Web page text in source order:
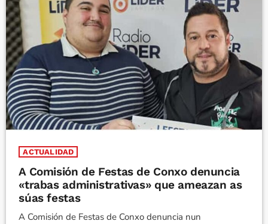
ACTUALIDAD
A Comisión de Festas de Conxo denuncia
«trabas administrativas» que ameazan as
súas festas
A Comisión de Festas de Conxo denuncia nun